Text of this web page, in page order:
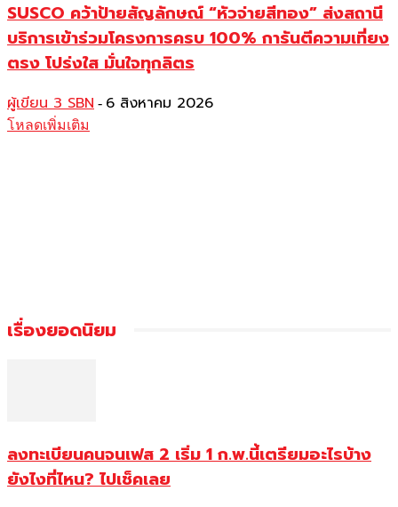
SUSCO คว้าป้ายสัญลักษณ์ “หัวจ่ายสีทอง” ส่งสถานี
บริการเข้าร่วมโครงการครบ 100% การันตีความเที่ยง
ตรง โปร่งใส มั่นใจทุกลิตร
ผู้เขียน 3 SBN - 6 สิงหาคม 2026
โหลดเพิ่มเติม
เรื่องยอดนิยม
ลงทะเบียนคนจนเฟส 2 เริ่ม 1 ก.พ.นี้เตรียมอะไรบ้าง
ยังไงที่ไหน? ไปเช็คเลย